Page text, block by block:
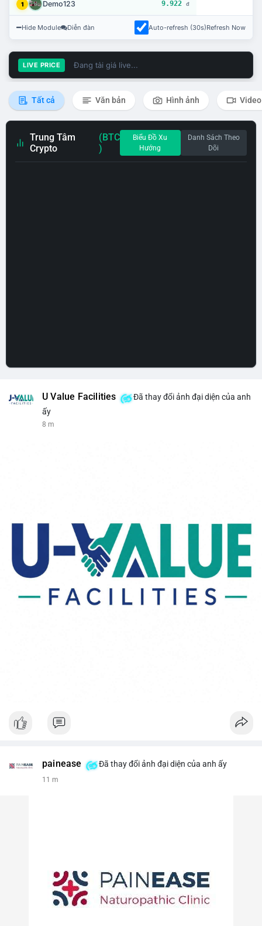
1 Demo123 9.922 đ
Hide Module Diễn đàn Auto-refresh (30s)Refresh Now
LIVE PRICE Đang tải giá live...
Tất cả Văn bản Hình ảnh Video
Trung Tâm
Crypto
(BTC
)
Biểu Đồ Xu
Hướng
Danh Sách Theo
Dõi
U Value Facilities
Đã thay đổi ảnh đại diện của anh
ấy
8 m
painease Đã thay đổi ảnh đại diện của anh ấy
11 m